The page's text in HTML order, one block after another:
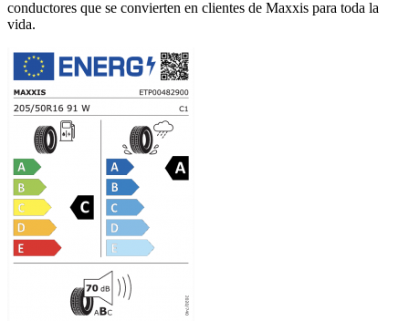
conductores que se convierten en clientes de Maxxis para toda la
vida.